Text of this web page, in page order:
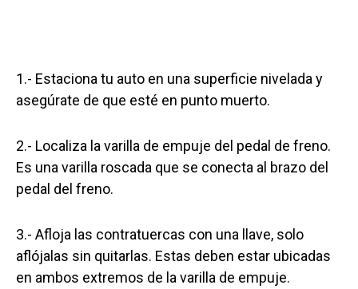
1.- Estaciona tu auto en una superficie nivelada y
asegúrate de que esté en punto muerto.
2.- Localiza la varilla de empuje del pedal de freno.
Es una varilla roscada que se conecta al brazo del
pedal del freno.
3.- Afloja las contratuercas con una llave, solo
aflójalas sin quitarlas. Estas deben estar ubicadas
en ambos extremos de la varilla de empuje.